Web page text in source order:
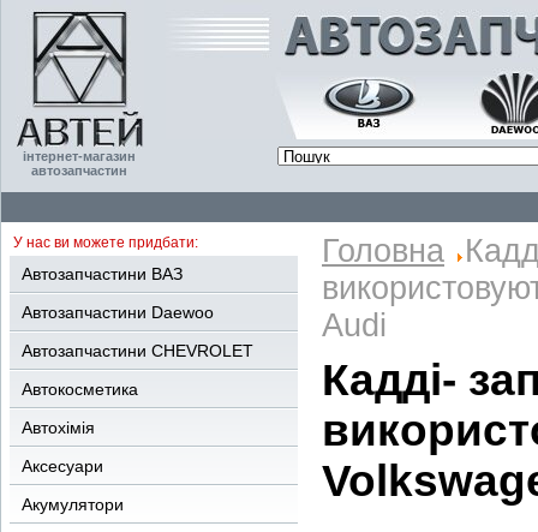
інтернет-магазин
автозапчастин
У нас ви можете придбати:
Автозапчастини ВАЗ
Автозапчастини Daewoo
Автозапчастини CHEVROLET
Автокосметика
Автохімія
Аксесуари
Акумулятори
Головна
Audi
Кадді-